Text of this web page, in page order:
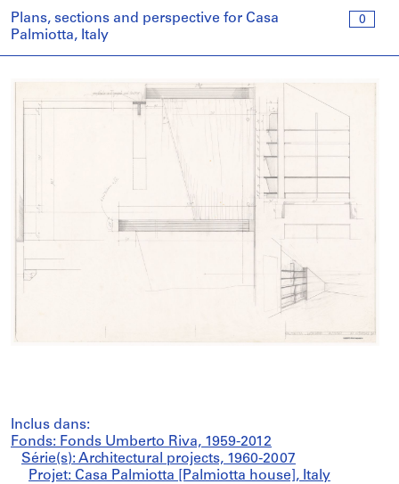
0
Plans, sections and perspective for Casa
Palmiotta, Italy
Inclus dans:
Fonds: Fonds Umberto Riva, 1959-2012
Série(s): Architectural projects, 1960-2007
Projet: Casa Palmiotta [Palmiotta house], Italy